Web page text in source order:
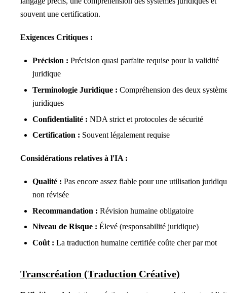
souvent une certification.
Exigences Critiques :
Précision : Précision quasi parfaite requise pour la validité
juridique
Terminologie Juridique : Compréhension des deux
juridiques
Confidentialité : NDA strict et protocoles de sécurité
Certification : Souvent légalement requise
Considérations relatives à l'IA :
Qualité : Pas encore assez fiable pour une utilisation
non révisée
Recommandation : Révision humaine obligatoire
Niveau de Risque : Élevé (responsabilité juridique)
Coût : La traduction humaine certifiée coûte cher par mot
Transcréation (Traduction Créative)